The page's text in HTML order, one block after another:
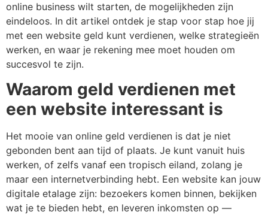
online business wilt starten, de mogelijkheden zijn
eindeloos. In dit artikel ontdek je stap voor stap hoe jij
met een website geld kunt verdienen, welke strategieën
werken, en waar je rekening mee moet houden om
succesvol te zijn.
Waarom geld verdienen met
een website interessant is
Het mooie van online geld verdienen is dat je niet
gebonden bent aan tijd of plaats. Je kunt vanuit huis
werken, of zelfs vanaf een tropisch eiland, zolang je
maar een internetverbinding hebt. Een website kan jouw
digitale etalage zijn: bezoekers komen binnen, bekijken
wat je te bieden hebt, en leveren inkomsten op —